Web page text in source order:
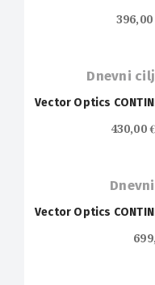
Dnevni
Vector Optics
430,00€
Vector Optics